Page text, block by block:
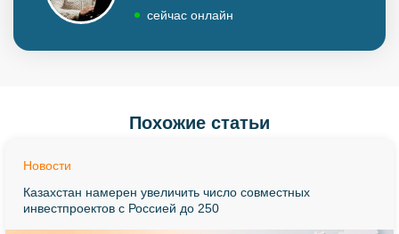
сейчас онлайн
Похожие статьи
Новости
Казахстан намерен увеличить число совместных
инвестпроектов с Россией до 250